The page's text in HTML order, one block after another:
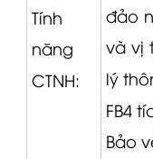
Tính
năng
CTNH:
đảo
và vị
lý
FB4
Bảo